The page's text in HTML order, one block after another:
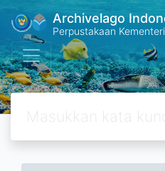
Archivelago
Perpustakaan